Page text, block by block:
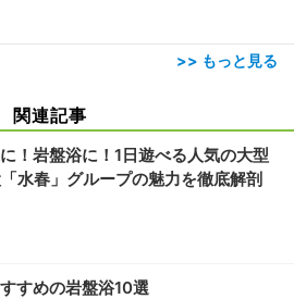
国産 ビール オードブル 3000円
>> もっと見る
関連記事
！岩盤浴に！1日遊べる人気の大型
水春」グループの魅力を徹底解剖
すめの岩盤浴10選